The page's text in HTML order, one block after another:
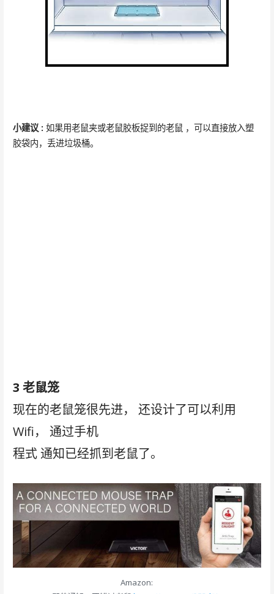
小建议 : 如果用老鼠夹或老鼠胶板捉到的老鼠 ，可以直接放入塑
胶袋内，丢进垃圾桶。
3 老鼠笼
现在的老鼠笼很先进， 还设计了可以利用
Wifi， 通过手机
程式 通知已经抓到老鼠了。
Amazon: